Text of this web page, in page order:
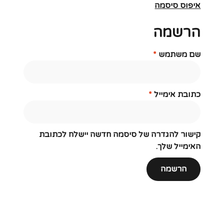
איפוס סיסמה
הרשמה
שם משתמש *
כתובת אימייל *
קישור להגדרה של סיסמה חדשה יישלח לכתובת
האימייל שלך.
הרשמה